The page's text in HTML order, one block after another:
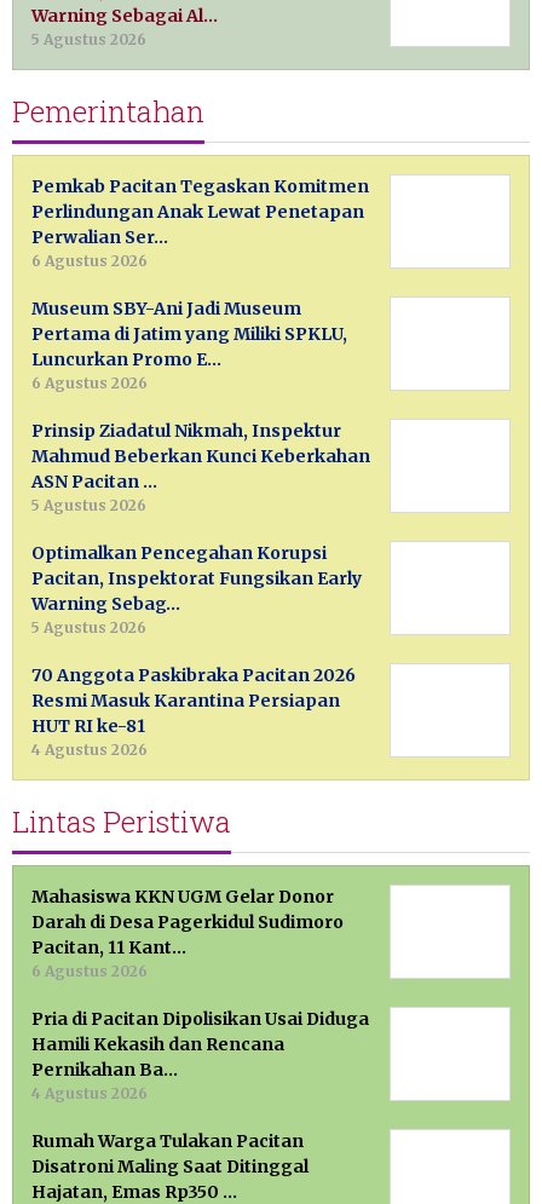
Warning Sebagai Al…
5 Agustus 2026
Pemerintahan
Pemkab Pacitan Tegaskan Komitmen
Perlindungan Anak Lewat Penetapan
Perwalian Ser…
6 Agustus 2026
Museum SBY-Ani Jadi Museum
Pertama di Jatim yang Miliki SPKLU,
Luncurkan Promo E…
6 Agustus 2026
Prinsip Ziadatul Nikmah, Inspektur
Mahmud Beberkan Kunci Keberkahan
ASN Pacitan …
5 Agustus 2026
Optimalkan Pencegahan Korupsi
Pacitan, Inspektorat Fungsikan Early
Warning Sebag…
5 Agustus 2026
70 Anggota Paskibraka Pacitan 2026
Resmi Masuk Karantina Persiapan
HUT RI ke-81
4 Agustus 2026
Lintas Peristiwa
Mahasiswa KKN UGM Gelar Donor
Darah di Desa Pagerkidul Sudimoro
Pacitan, 11 Kant…
6 Agustus 2026
Pria di Pacitan Dipolisikan Usai Diduga
Hamili Kekasih dan Rencana
Pernikahan Ba…
4 Agustus 2026
Rumah Warga Tulakan Pacitan
Disatroni Maling Saat Ditinggal
Hajatan, Emas Rp350 …